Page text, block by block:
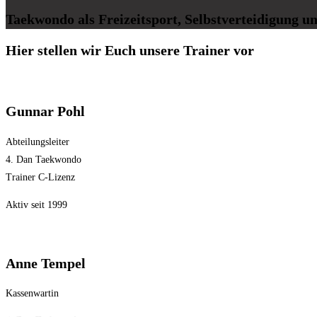
Taekwondo als Freizeitsport, Selbstverteidigung
Hier stellen wir Euch unsere Trainer vor
Gunnar Pohl
Abteilungsleiter
4. Dan Taekwondo
Trainer C-Lizenz
Aktiv seit 1999
Anne Tempel
Kassenwartin